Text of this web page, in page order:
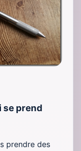
se prend
prendre des